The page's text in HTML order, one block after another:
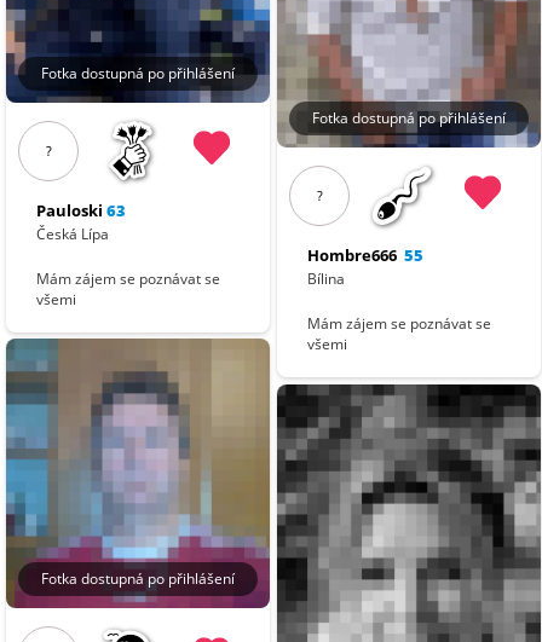
Fotka dostupná po přihlášení
?
Pauloski 63
Česká Lípa
Mám zájem se poznávat se
všemi
Fotka dostupná po přihlášení
Fotka dostupná po přihlášení
?
Hombre666 55
Bílina
Mám zájem se poznávat se
všemi